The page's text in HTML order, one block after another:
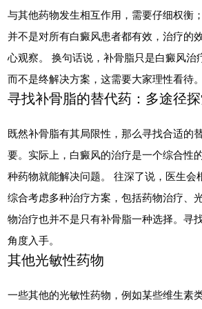
与其他药物发生相互作用，需要仔细权衡
并不是对所有白癜风患者都有效，治疗的
心观察。 换句话说，补骨脂只是白癜风治
而不是终解决方案，这需要大家理性看待。
寻找补骨脂的替代药：多途径
既然补骨脂有其局限性，那么寻找合适的
要。实际上，白癜风的治疗是一个综合性
种药物就能解决问题。 往深了说，医生会
综合考虑多种治疗方案，包括药物治疗、
物治疗也并不是只有补骨脂一种选择。寻
角度入手。
其他光敏性药物
一些其他的光敏性药物，例如某些维生素